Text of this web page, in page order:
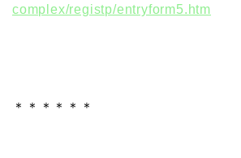
complex/registp/entryform5.htm
＊＊＊＊＊＊